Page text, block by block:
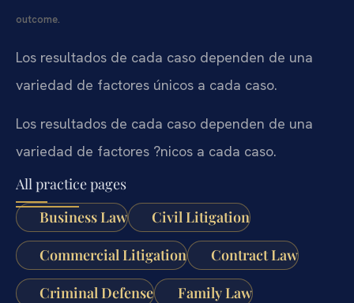
outcome.
Los resultados de cada caso dependen de una
variedad de factores únicos a cada caso.
Los resultados de cada caso dependen de una
variedad de factores ?nicos a cada caso.
All practice pages
Business Law
Civil Litigation
Commercial Litigation Contract Law
Criminal Defense Family Law